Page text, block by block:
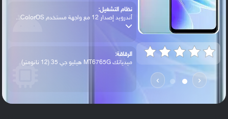
‹
›
نظام التشغيل:
أندرويد إصدار 12 مع واجهة مستخدم ColorOS...
الرقاقة:
ميدياتك MT6765G هيليو جي 35 (12 نانومتر)
الرام / التخزين: